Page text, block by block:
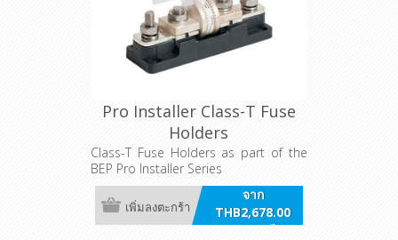
Pro Installer Class-T Fuse
Holders
Class-T Fuse Holders as part of the
BEP Pro Installer Series
จาก
THB2,678.00
รวมภาษี
เพิ่มลงตะกร้า